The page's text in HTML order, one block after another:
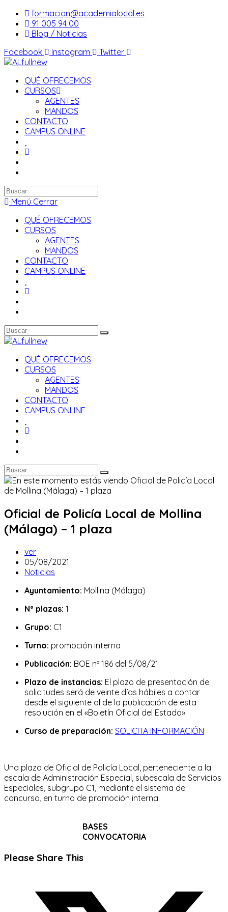
Saltar
contenido
formacion@academialocal.es
91 005 94 00
Blog / Noticias
Facebook
Instagram Twitter
QUÉ OFRECEMOS
CURSOS
AGENTES
MANDOS
CONTACTO
CAMPUS ONLINE
Buscar
en
web
Menú Cerrar
QUÉ OFRECEMOS
CURSOS
AGENTES
MANDOS
CONTACTO
CAMPUS ONLINE
QUÉ OFRECEMOS
CURSOS
AGENTES
MANDOS
CONTACTO
CAMPUS ONLINE
Oficial de Policía Local de Mollina
(Málaga) – 1 plaza
Autor
de
la
ver
Publicación
de
entrada:
05/08/2021
Categoría
la
Noticias
Ayuntamiento: Mollina (Málaga)
Nº plazas: 1
Grupo: C1
Turno: promoción interna
Publicación: BOE nº 186 del 5/08/21
Plazo de instancias: El plazo de presentación de
solicitudes será de veinte días hábiles a contar
desde el siguiente al de la publicación de esta
resolución en el «Boletín Oficial del Estado».
Curso de preparación: SOLICITA INFORMACIÓN
Una plaza de Oficial de Policía Local, perteneciente a la
escala de Administración Especial, subescala de Servicios
Especiales, subgrupo C1, mediante el sistema de
concurso, en turno de promoción interna.
BASES
CONVOCATORIA
Please Share ThisCompartir